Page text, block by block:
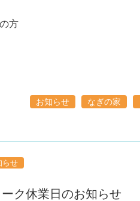
方
お知らせ なぎの家
らせ
ク休業日のお知らせ